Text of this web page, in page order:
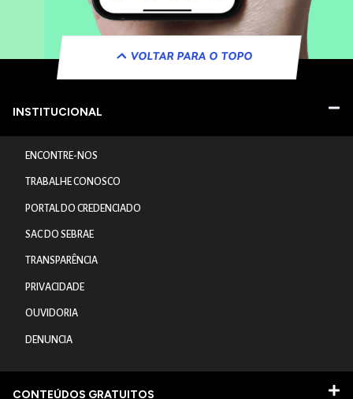
VOLTAR PARA O TOPO
INSTITUCIONAL
ENCONTRE-NOS
TRABALHE CONOSCO
PORTAL DO CREDENCIADO
SAC DO SEBRAE
TRANSPARÊNCIA
PRIVACIDADE
OUVIDORIA
DENUNCIA
CONTEÚDOS GRATUITOS